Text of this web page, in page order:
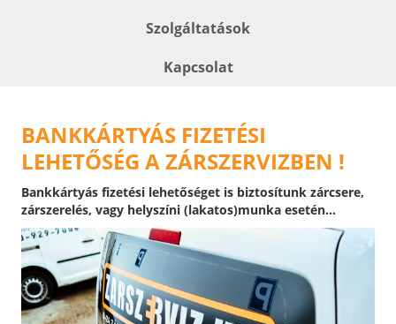
Szolgáltatások
Kapcsolat
BANKKÁRTYÁS FIZETÉSI
LEHETŐSÉG A ZÁRSZERVIZBEN !
Bankkártyás fizetési lehetőséget is biztosítunk zárcsere,
zárszerelés, vagy helyszíni (lakatos)munka esetén...